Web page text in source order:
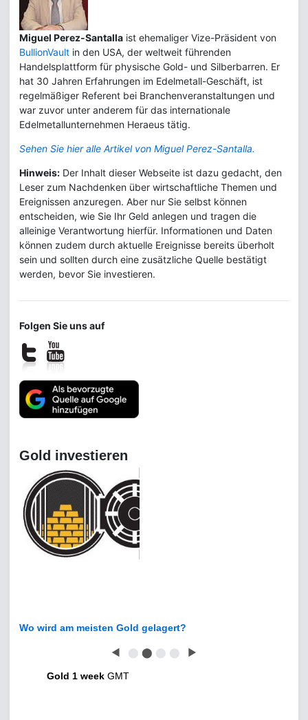
Miguel Perez-Santalla ist ehemaliger Vize-Präsident von
BullionVault in den USA, der weltweit führenden
Handelsplattform für physische Gold- und Silberbarren. Er
hat 30 Jahren Erfahrungen im Edelmetall-Geschäft, ist
regelmäßiger Referent bei Branchenveranstaltungen und
war zuvor unter anderem für das internationale
Edelmetallunternehmen Heraeus tätig.
Sehen Sie hier alle Artikel von Miguel Perez-Santalla.
Hinweis: Der Inhalt dieser Webseite ist dazu gedacht, den
Leser zum Nachdenken über wirtschaftliche Themen und
Ereignissen anzuregen. Aber nur Sie selbst können
entscheiden, wie Sie Ihr Geld anlegen und tragen die
alleinige Verantwortung hierfür. Informationen und Daten
können zudem durch aktuelle Ereignisse bereits überholt
sein und sollten durch eine zusätzliche Quelle bestätigt
werden, bevor Sie investieren.
Folgen Sie uns auf
Gold investieren
Wo wird am meisten Gold gelagert?
◀ ⬤ ⬤ ⬤ ⬤ ▶
Gold 1 week GMT